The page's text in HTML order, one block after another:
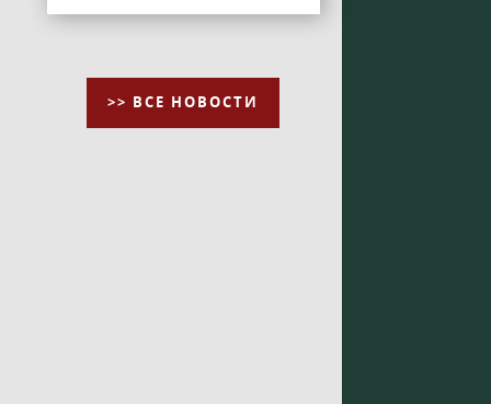
>> ВСЕ НОВОСТИ